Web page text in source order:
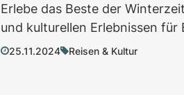
Erlebe das Beste der
und kulturellen Erlebnissen für
25.11.2024 Reisen & Kultur